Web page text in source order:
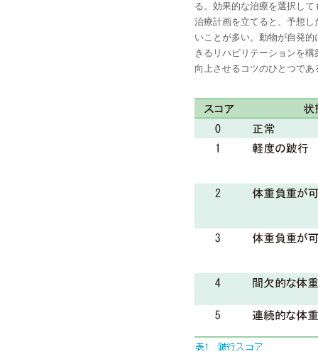
る。効果的な治療を選択し
治療計画を立てると、予想
いことが多い。動物が自発
きるリハビリテーションを
向上させるコツのひとつであ